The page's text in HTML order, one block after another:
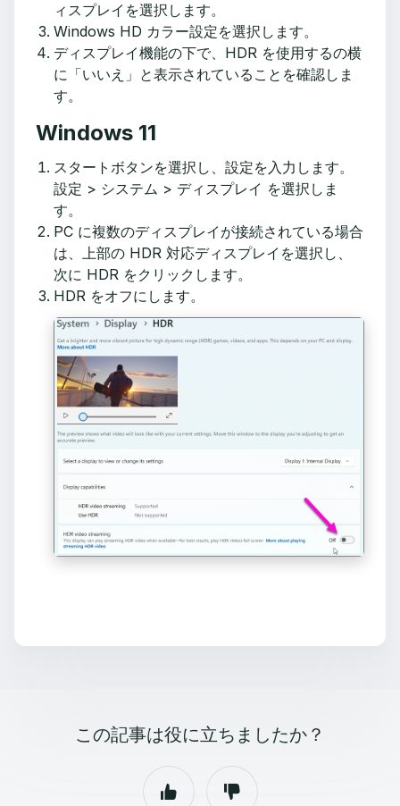
ィスプレイを選択します。
Windows HD カラー設定を選択します。
ディスプレイ機能の下で、HDR を使用するの横
に「いいえ」と表示されていることを確認しま
す。
Windows 11
スタートボタンを選択し、設定を入力します。
設定 > システム > ディスプレイ を選択しま
す。
PC に複数のディスプレイが接続されている場合
は、上部の HDR 対応ディスプレイを選択し、
次に HDR をクリックします。
HDR をオフにします。
この記事は役に立ちましたか？